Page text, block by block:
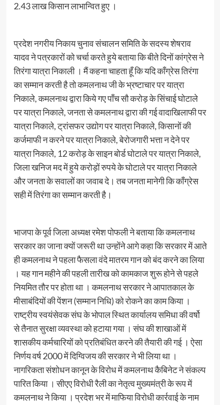
2.43 लाख किसान लाभान्वित हुए ।
प्रदेश नगरीय निकाय चुनाव संचालन समिति के सदस्य शेषराव
यादव ने पत्रकारों को चर्चा करते हुये बताया कि बीते दिनों कांग्रेस ने
तिरंगा यात्रा निकाली । मैं कहना चाहता हूँ कि यदि कॉंग्रेस तिरंगा
का सम्मान करती है तो कमलनाथ जी के भ्रष्टाचार पर यात्रा
निकाले, कमलनाथ द्वारा किये गए पाँच सौ करोड़ के सिंचाई घोटाले
पर यात्रा निकाले, जनता से कमलनाथ द्वारा की गई वादाखिलाफी पर
यात्रा निकाले, ट्रांसफर उद्योग पर यात्रा निकाले, किसानों की
कर्जमाफी न करने पर यात्रा निकाले, बेरोजगारी भत्ता न देने पर
यात्रा निकाले, 12 करोड़ के साइन बोर्ड घोटाले पर यात्रा निकाले,
जिला खनिज मद में हुये करोड़ों रुपये के घोटाले पर यात्रा निकाले
और जनता के सवालों का जवाब दे। तब जनता मानेगी कि काँग्रेस
सही में तिरंगा का सम्मान करती है।
भाजपा के पूर्व जिला अध्यक्ष रमेश पोफली ने बताया कि कमलनाथ
सरकार का जाना क्यों जरूरी था उन्होंने आगे कहा कि सरकार में आते
ही कमलनाथ ने पहला फैसला वंदे मातरम गान को बंद करने का लिया
। यह गान महीने की पहली तारीख को कामकाज शुरू होने से पहले
नियमित तौर पर होता था । कमलनाथ सरकार ने आपातकाल के
मीसाबंदियों की पेंशन (सम्मान निधि) को रोकने का काम किया ।
राष्ट्रीय स्वयंसेवक संघ के भोपाल स्थित कार्यालय समिधा की वर्षो
से तैनात सुरक्षा व्यवस्था को हटाया गया । संघ की शाखाओं में
शासकीय कर्मचारियों को प्रतिबंधित करने की तैयारी की गई । ऐसा
निर्णय वर्ष 2000 में दिग्विजय की सरकार ने भी लिया था ।
नागरिकता संशोधन कानून के विरोध में कमलनाथ कैबिनेट ने संकल्प
पारित किया । सीएए विरोधी रैली का नेतृत्व मुख्यमंत्री के रूप में
कमलनाथ ने किया । प्रदेश भर में माफिया विरोधी कार्रवाई के नाम